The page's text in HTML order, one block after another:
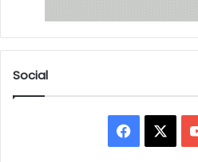
Social
Facebook